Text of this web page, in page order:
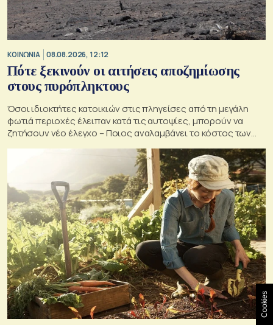
ΚΟΙΝΩΝΙΑ 08.08.2026, 12:12
Πότε ξεκινούν οι αιτήσεις αποζημίωσης
στους πυρόπληκτους
Όσοι ιδιοκτήτες κατοικιών στις πληγείσες από τη μεγάλη
φωτιά περιοχές έλειπαν κατά τις αυτοψίες, μπορούν να
ζητήσουν νέο έλεγχο – Ποιος αναλαμβάνει το κόστος των
Cookies